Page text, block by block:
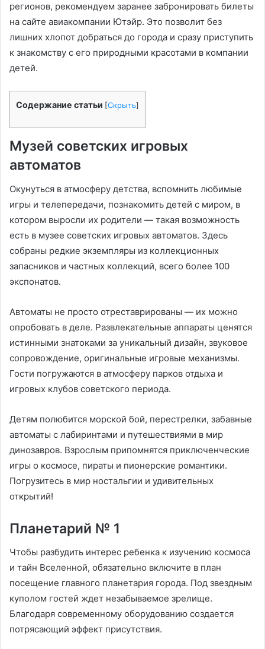
регионов, рекомендуем заранее забронировать билеты
на сайте авиакомпании Ютэйр. Это позволит без
лишних хлопот добраться до города и сразу приступить
к знакомству с его природными красотами в компании
детей.
Содержание статьи [Скрыть]
Музей советских игровых
автоматов
Окунуться в атмосферу детства, вспомнить любимые
игры и телепередачи, познакомить детей с миром, в
котором выросли их родители — такая возможность
есть в музее советских игровых автоматов. Здесь
собраны редкие экземпляры из коллекционных
запасников и частных коллекций, всего более 100
экспонатов.
Автоматы не просто отреставрированы — их можно
опробовать в деле. Развлекательные аппараты ценятся
истинными знатоками за уникальный дизайн, звуковое
сопровождение, оригинальные игровые механизмы.
Гости погружаются в атмосферу парков отдыха и
игровых клубов советского периода.
Детям полюбится морской бой, перестрелки, забавные
автоматы с лабиринтами и путешествиями в мир
динозавров. Взрослым припомнятся приключенческие
игры о космосе, пираты и пионерские романтики.
Погрузитесь в мир ностальгии и удивительных
открытий!
Планетарий № 1
Чтобы разбудить интерес ребенка к изучению космоса
и тайн Вселенной, обязательно включите в план
посещение главного планетария города. Под звездным
куполом гостей ждет незабываемое зрелище.
Благодаря современному оборудованию создается
потрясающий эффект присутствия.